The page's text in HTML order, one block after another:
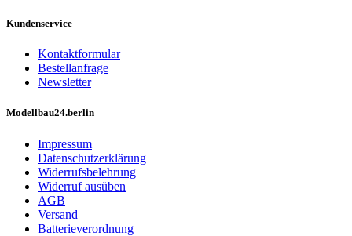
Kundenservice
Kontaktformular
Bestellanfrage
Newsletter
Modellbau24.berlin
Impressum
Datenschutzerklärung
Widerrufsbelehrung
Widerruf ausüben
AGB
Versand
Batterieverordnung